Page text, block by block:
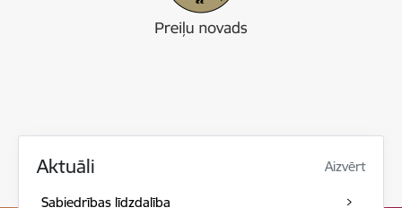
Aktuāli Aizvērt
Sabiedrības līdzdalība